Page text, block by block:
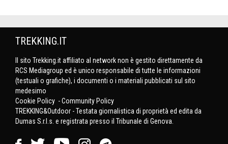
TREKKING.IT
Il sito Trekking.it affiliato al network non è gestito direttamente da
RCS Mediagroup ed è unico responsabile di tutte le informazioni
(testuali o grafiche), i documenti o i materiali pubblicati sul sito
medesimo
Cookie Policy -Community Policy
TREKKING&Outdoor - Testata giornalistica di proprietà ed edita da
Dumas S.r.l.s. e registrata presso il Tribunale di Genova.